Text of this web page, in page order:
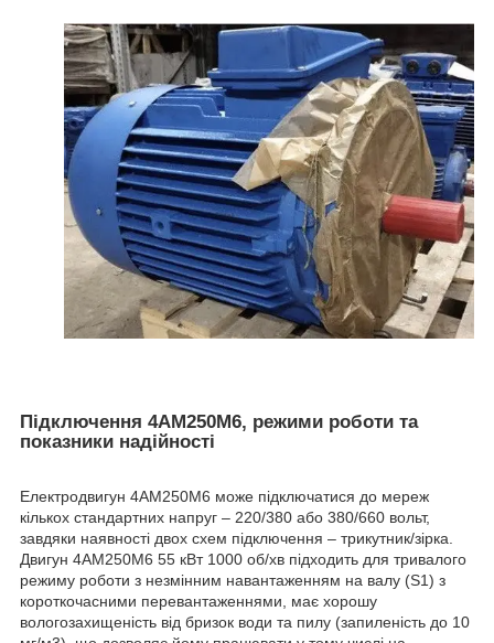
Підключення 4АМ250М6, режими роботи та
показники надійності
Електродвигун 4АМ250М6 може підключатися до мереж
кількох стандартних напруг – 220/380 або 380/660 вольт,
завдяки наявності двох схем підключення – трикутник/зірка.
Двигун 4АМ250М6 55 кВт 1000 об/хв підходить для тривалого
режиму роботи з незмінним навантаженням на валу (S1) з
короткочасними перевантаженнями, має хорошу
вологозахищеність від бризок води та пилу (запиленість до 10